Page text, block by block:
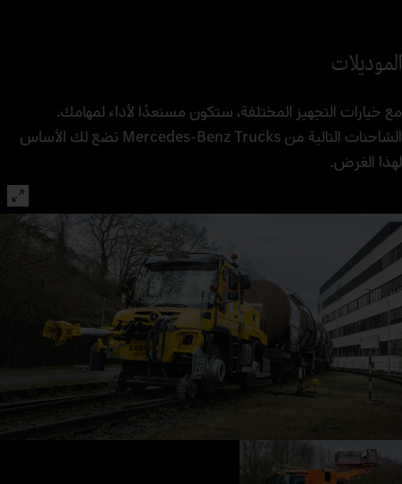
الموديلات
مع خيارات التجهيز المختلفة، ستكون مستعدًا لأداء لمهامك.
الشاحنات التالية من Mercedes-Benz Trucks تضع لك الأساس
لهذا الغرض.